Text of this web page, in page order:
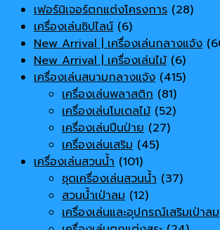
เฟอร์นิเจอร์ตกแต่งโครงการ (28)
เครื่องเล่นซิปไลน์ (6)
New Arrival | เครื่องเล่นกลางแจ้ง
New Arrival | เครื่องเล่นไม้ (6)
เครื่องเล่นสนามกลางแจ้ง (415)
เครื่องเล่นพลาสติก (81)
เครื่องเล่นโมเดลไม้ (52)
เครื่องเล่นปีนป่าย (27)
เครื่องเล่นเสริม (45)
เครื่องเล่นสวนน้ำ (101)
ชุดเครื่องเล่นสวนน้ำ (37)
สวนน้ำเป่าลม (12)
เครื่องเล่นและอุปกรณ์เสริมเป่าลม